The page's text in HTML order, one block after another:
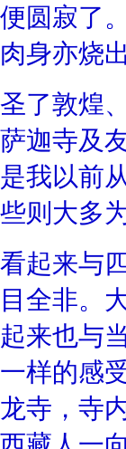
圆寂了
身亦烧
了敦煌
迦寺及
我以前
则大多
起来与
全非。
来也与
样的感
寺，寺